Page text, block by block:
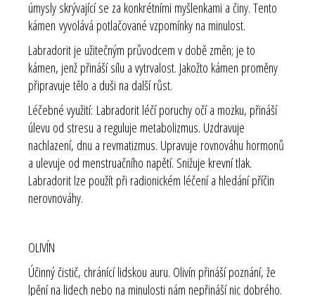
úmysly skrývající se za konkrétními myšlenkami a činy. Tento
kámen vyvolává potlačované vzpomínky na minulost.
Labradorit je užitečným průvodcem v době změn; je to
kámen, jenž přináší sílu a vytrvalost. Jakožto kámen proměny
připravuje tělo a duši na další růst.
Léčebné využití: Labradorit léčí poruchy očí a mozku, přináší
úlevu od stresu a reguluje metabolizmus. Uzdravuje
nachlazení, dnu a revmatizmus. Upravuje rovnováhu hormonů
a ulevuje od menstruačního napětí. Snižuje krevní tlak.
Labradorit lze použít při radionickém léčení a hledání příčin
nerovnováhy.
OLIVÍN
Účinný čistič, chránící lidskou auru. Olivín přináší poznání, že
lpění na lidech nebo na minulosti nám nepřináší nic dobrého.